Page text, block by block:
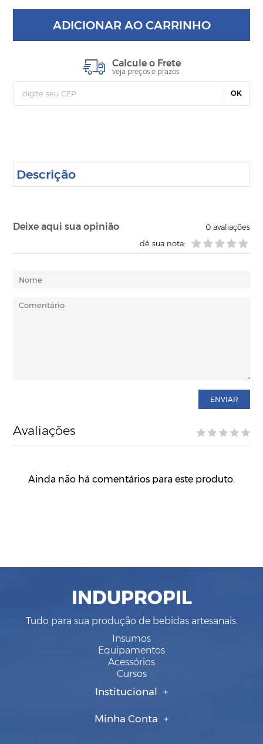
ADICIONAR AO CARRINHO
Calcule o Frete
veja preços e prazos
OK
Descrição
Deixe aqui sua opinião 0avaliações
dê sua nota:
ENVIAR
Avaliações
Ainda não há comentários para este produto.
INDUPROPIL
Tudo para sua produção de bebidas artesanais.
Insumos
Equipamentos
Acessórios
Cursos
Institucional
Minha Conta